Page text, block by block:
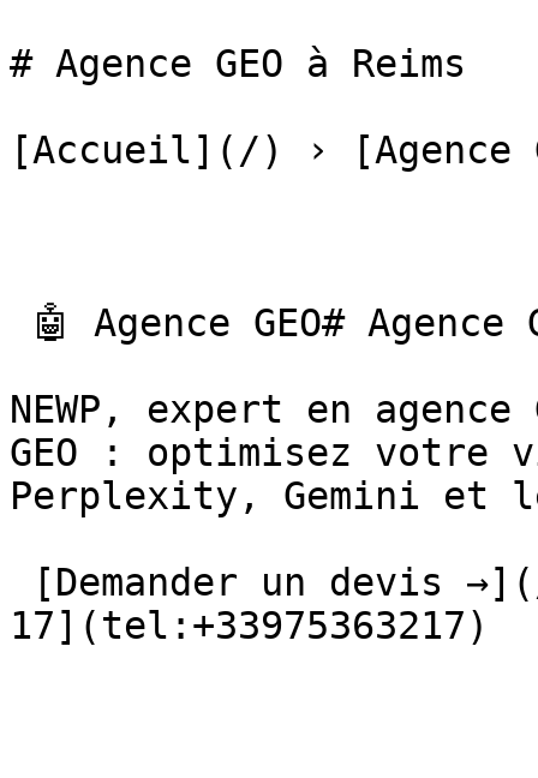
# Agence GEO à Reims
[Accueil](/) › [Agence
NEWP, expert en agence
GEO : optimisez votre
Perplexity, Gemini et
17](tel:+33975363217)